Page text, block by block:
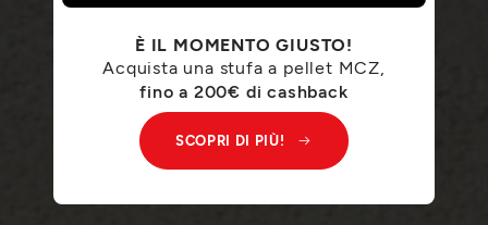
È IL MOMENTO GIUSTO!
Acquista una stufa a pellet MCZ,
fino a 200€ di cashback
SCOPRI DI PIÙ!